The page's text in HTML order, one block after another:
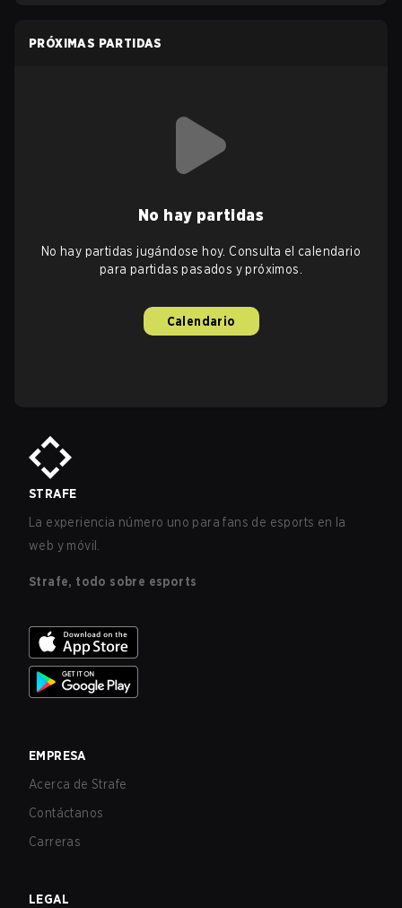
PRÓXIMAS PARTIDAS
No hay partidas
No hay partidas jugándose hoy. Consulta el calendario
para partidas pasados y próximos.
Calendario
STRAFE
La experiencia número uno para fans de esports en la
web y móvil.
Strafe, todo sobre esports
EMPRESA
Acerca de Strafe
Contáctanos
Carreras
LEGAL